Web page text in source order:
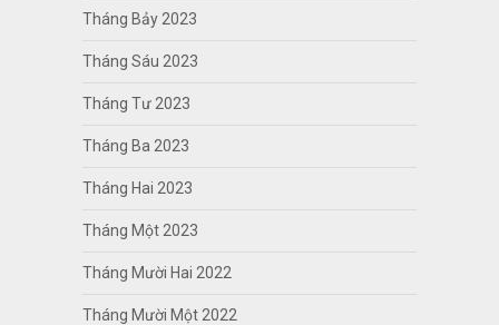
Tháng Bảy 2023
Tháng Sáu 2023
Tháng Tư 2023
Tháng Ba 2023
Tháng Hai 2023
Tháng Một 2023
Tháng Mười Hai 2022
Tháng Mười Một 2022